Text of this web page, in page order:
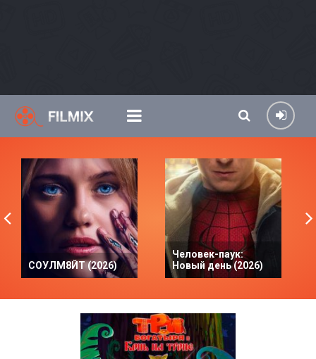
СОУЛМ8ЙТ (2026)
Человек-паук:
Новый день (2026)